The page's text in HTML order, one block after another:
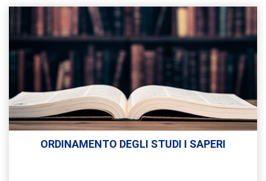
ORDINAMENTO DEGLI STUDI I SAPERI